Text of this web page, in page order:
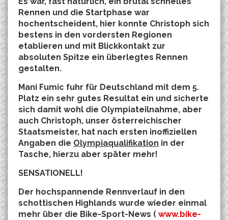
Rennen und die Startphase war
hochentscheident, hier konnte Christoph sich
bestens in den vordersten Regionen
etablieren und mit Blickkontakt zur
absoluten Spitze ein überlegtes Rennen
gestalten.
Mani Fumic fuhr für Deutschland mit dem 5.
Platz ein sehr gutes Resultat ein und sicherte
sich damit wohl die Olympiateilnahme, aber
auch Christoph, unser österreichischer
Staatsmeister, hat nach ersten inoffiziellen
Angaben die Olympiaqualifikation in der
Tasche, hierzu aber später mehr!
SENSATIONELL!
Der hochspannende Rennverlauf in den
schottischen Highlands wurde wieder einmal
mehr über die Bike-Sport-News ( www.bike-